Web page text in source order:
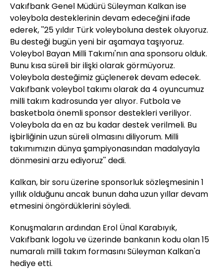
Vakıfbank Genel Müdürü Süleyman Kalkan ise
voleybola desteklerinin devam edeceğini ifade
ederek, ''25 yıldır Türk voleyboluna destek oluyoruz.
Bu desteği bugün yeni bir aşamaya taşıyoruz.
Voleybol Bayan Milli Takımı'nın ana sponsoru olduk.
Bunu kısa süreli bir ilişki olarak görmüyoruz.
Voleybola desteğimiz güçlenerek devam edecek.
Vakıfbank voleybol takımı olarak da 4 oyuncumuz
milli takım kadrosunda yer alıyor. Futbola ve
basketbola önemli sponsor destekleri veriliyor.
Voleybola da en az bu kadar destek verilmeli. Bu
işbirliğinin uzun süreli olmasını diliyorum. Milli
takımımızın dünya şampiyonasından madalyayla
dönmesini arzu ediyoruz'' dedi.
Kalkan, bir soru üzerine sponsorluk sözleşmesinin 1
yıllık olduğunu ancak bunun daha uzun yıllar devam
etmesini öngördüklerini söyledi.
Konuşmaların ardından Erol Ünal Karabıyık,
Vakıfbank logolu ve üzerinde bankanın kodu olan 15
numaralı milli takım formasını Süleyman Kalkan'a
hediye etti.